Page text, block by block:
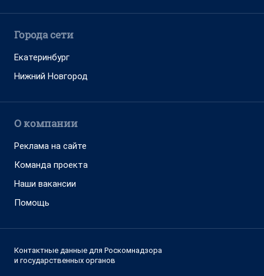
Города сети
Екатеринбург
Нижний Новгород
О компании
Реклама на сайте
Команда проекта
Наши вакансии
Помощь
Контактные данные для Роскомнадзора
и государственных органов